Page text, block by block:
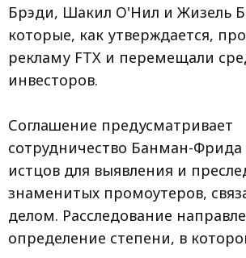
Брэди, Шакил О'Нил и Жизель
которые, как утверждается,
рекламу FTX и перемещали
инвесторов.
Соглашение предусматривает
сотрудничество Банман-Фрида
истцов для выявления и
знаменитых промоутеров,
делом. Расследование
определение степени, в